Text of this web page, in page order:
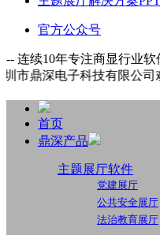
官方公众号
-- 连续10年专注商显行业软
限公司欢迎您！
首页
鼎深产品
主题展厅软件
党建展厅
公共安全展厅
法治教育展厅